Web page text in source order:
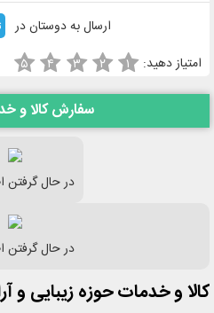
ارسال به دوستان در
امتیاز دهید: ۱ ۲ ۳ ۴ ۵
سفارش کالا و
در حال گرفتن
در حال گرفتن
کالا و خدمات حوزه زیبایی و